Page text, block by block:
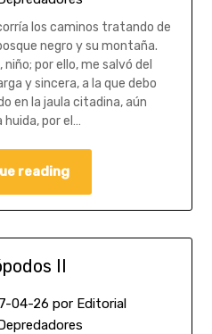
los caminos tratando de
negro y su montaña.
por ello, me salvó del
y sincera, a la que debo
en la jaula citadina, aún
huida, por el…
reading
II
04-26 por Editorial